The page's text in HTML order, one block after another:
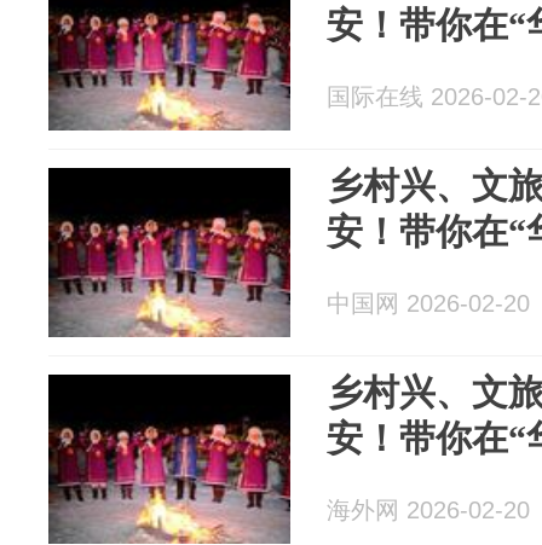
安！带你在
国际在线 2026-02-
乡村兴、文
安！带你在
中国网 2026-02-20
乡村兴、文
安！带你在
海外网 2026-02-20